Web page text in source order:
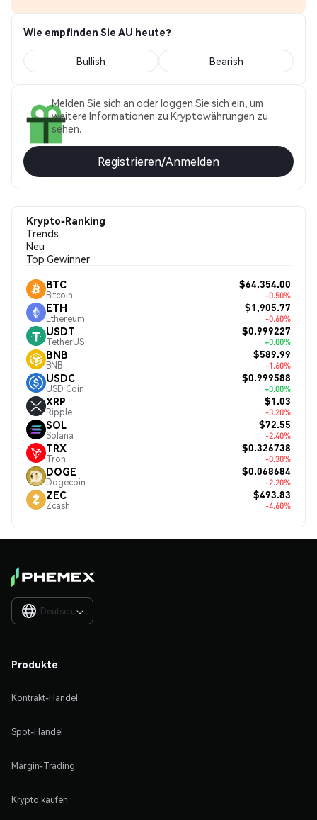
Wie empfinden Sie AU heute?
Bullish Bearish
Melden Sie sich an oder loggen Sie sich ein, um
weitere Informationen zu Kryptowährungen zu
sehen.
Registrieren/Anmelden
Krypto-Ranking
Trends
Neu
Top Gewinner
BTC
Bitcoin
$64,354.00
-0.50%
ETH
Ethereum
$1,905.77
-0.60%
USDT
TetherUS
$0.999227
+0.00%
BNB
BNB
$589.99
-1.60%
USDC
USD Coin
$0.999588
+0.00%
XRP
Ripple
$1.03
-3.20%
SOL
Solana
$72.55
-2.40%
TRX
Tron
$0.326738
-0.30%
DOGE
Dogecoin
$0.068684
-2.20%
ZEC
Zcash
$493.83
-4.60%
Deutsch 
Produkte
Kontrakt-Handel
Spot-Handel
Margin-Trading
Krypto kaufen